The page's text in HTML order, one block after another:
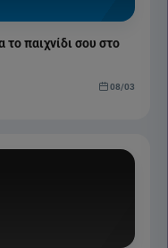
παιχνίδι σου στο
08/03